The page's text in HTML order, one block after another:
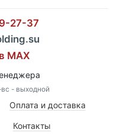
27-37
MAX
вс - выходной
Оплата и доставка
Контакты